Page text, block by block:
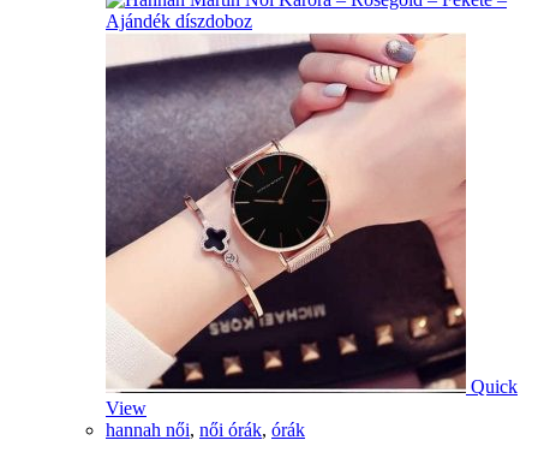
Quick
View
hannah női, női órák, órák